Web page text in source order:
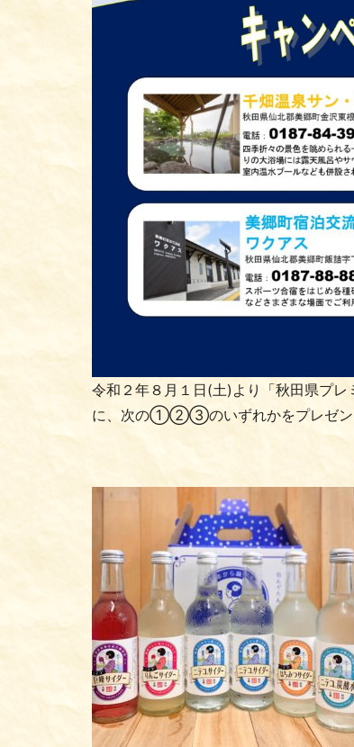
令和２年８月１日(土)より「秋田県プ
に、次の①②③のいずれかをプレゼン